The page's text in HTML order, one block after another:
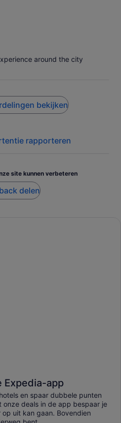
around the city
bekijken
rapporteren
site kunnen verbeteren
delen
Expedia-app
en spaar dubbele punten
deals in de app bespaar je
uit kan gaan. Bovendien